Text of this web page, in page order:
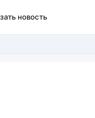
новость